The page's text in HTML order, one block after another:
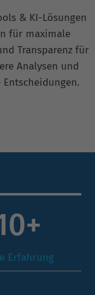
& KI-Lösungen
für maximale
Transparenz für
Analysen und
Entscheidungen.
+
Erfahrung